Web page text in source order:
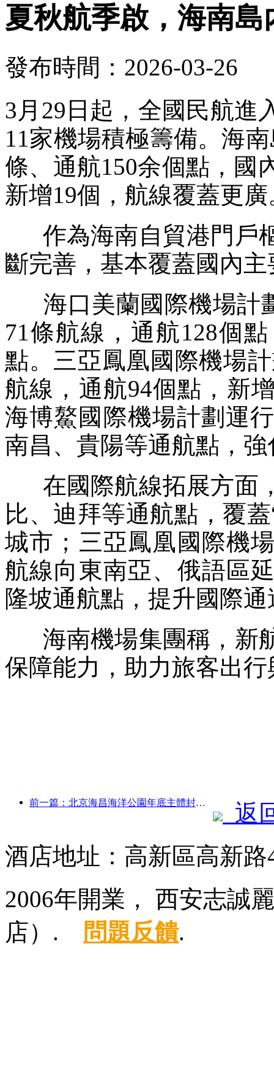
夏秋航季啟，海南
發布時間：2026-03-26
3月29日起，全國民航進
11家機場積極籌備。海
條、通航150余個點，國
新增19個，航線覆蓋更廣
作為海南自貿港門戶
斷完善，基本覆蓋國內
海口美蘭國際機場計
71條航線，通航128個
點。三亞鳳凰國際機場
航線，通航94個點，新
海博鰲國際機場計劃運
南昌、貴陽等通航點，
在國際航線拓展方面
比、迪拜等通航點，覆
城市；三亞鳳凰國際機
航線向東南亞、俄語區
隆坡通航點，提升國際
海南機場集團稱，新
保障能力，助力旅客出
前一篇：北京海昌海洋公園年底主體封頂 預計2027年建成開放
返
酒店地址：高新區高新路
2006年開業， 西安志誠
店）.
問題反饋.